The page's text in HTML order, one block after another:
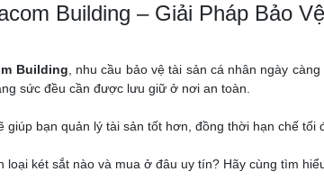
Building – Giải Pháp Bảo
Building , nhu cầu bảo vệ tài sản cá nhân ngày
sức đều cần được lưu giữ ở nơi an toàn.
giúp bạn quản lý tài sản tốt hơn, đồng thời hạn chế tối
loại két sắt nào và mua ở đâu uy tín? Hãy cùng tìm